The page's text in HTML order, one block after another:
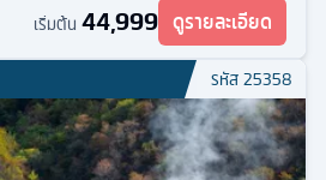
เริ่มต้น 44,999 ดูรายละเอียด
รหัส25358